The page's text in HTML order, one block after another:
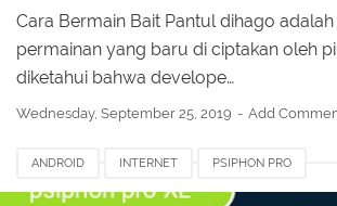
Cara Bermain Bait Pantul dihago
permainan yang baru di ciptakan oleh
diketahui bahwa develope…
Wednesday, September 25, 2019 Add
ANDROID INTERNET PSIPHON PRO